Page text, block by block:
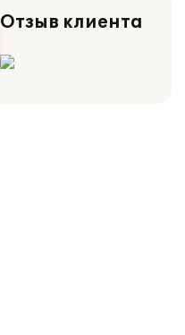
Отзыв клиента